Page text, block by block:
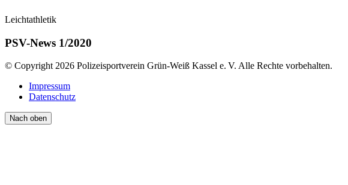
Leichtathletik
PSV-News 1/2020
© Copyright 2026 Polizeisportverein Grün-Weiß Kassel e. V. Alle Rechte vorbehalten.
Impressum
Datenschutz
Nach oben